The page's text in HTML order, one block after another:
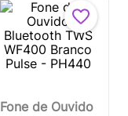
Fone de Ouvido